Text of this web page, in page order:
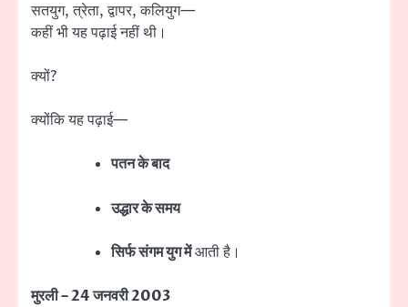
सतयुग, त्रेता, द्वापर, कलियुग—
कहीं भी यह पढ़ाई नहीं थी।
क्यों?
क्योंकि यह पढ़ाई—
पतन के बाद
उद्धार के समय
सिर्फ संगम युग मेंआती है।
मुरली – 24 जनवरी 2003